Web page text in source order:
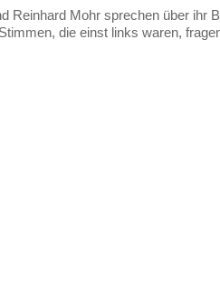
Reinhard Mohr sprechen über ihr
die einst links waren,